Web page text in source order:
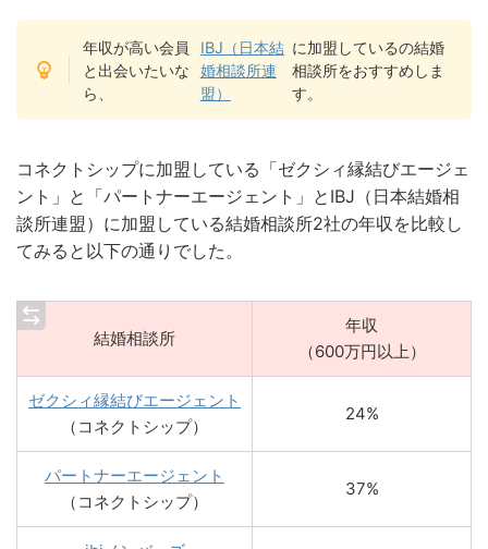
年収が高い会員
と出会いたいな
ら、
IBJ（日本結
婚相談所連
盟）
に加盟しているの結婚
相談所をおすすめしま
す。
コネクトシップに加盟している「ゼクシィ縁結びエージェ
ント」と「パートナーエージェント」とIBJ（日本結婚相
談所連盟）に加盟している結婚相談所2社の年収を比較し
てみると以下の通りでした。
結婚相談所
年収
（600万円以上）
ゼクシィ縁結びエージェント
（コネクトシップ）
24%
パートナーエージェント
（コネクトシップ）
37%